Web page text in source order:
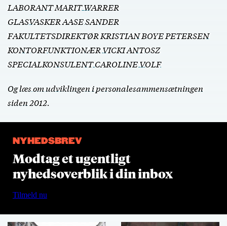
LABORANT MARIT WARRER
GLASVASKER AASE SANDER
FAKULTETSDIREKTØR KRISTIAN BOYE PETERSEN
KONTORFUNKTIONÆR VICKI ANTOSZ
SPECIALKONSULENT CAROLINE VOLF
Oglæs om udviklingen i personalesammensætningen
siden 2012.
NYHEDSBREV
Modtag et ugentligt
nyhedsoverblik i din inbox
Tilmeld nu